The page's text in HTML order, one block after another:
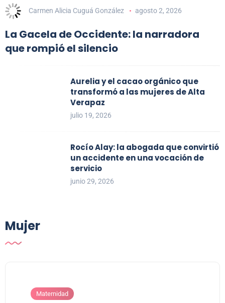
Carmen Alicia Cuguá González agosto 2, 2026
La Gacela de Occidente: la narradora
que rompió el silencio
Aurelia y el cacao orgánico que
transformó a las mujeres de Alta
Verapaz
julio 19, 2026
Rocío Alay: la abogada que convirtió
un accidente en una vocación de
servicio
junio 29, 2026
Mujer
Maternidad